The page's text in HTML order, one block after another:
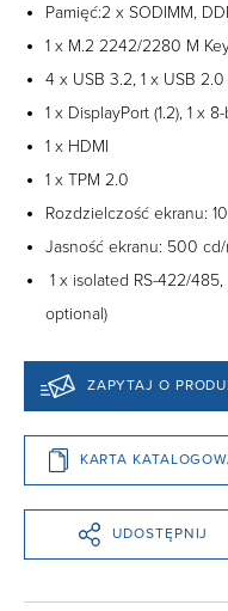
Pamięć:2 x SODIMM,
1 x M.2 2242/2280 M
4 x USB 3.2, 1 x USB
1 x DisplayPort (1.2), 1 x
1 x HDMI
1 x TPM 2.0
Rozdzielczość ekranu:
Jasność ekranu: 500 cd/
1 x isolated RS-422/
optional)
ZAPYTAJ O
KARTA
UDOSTĘPNIJ